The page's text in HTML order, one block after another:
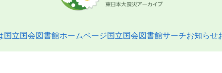
国立国会図書館ホームページ国立国会図書館サーチお知らせ